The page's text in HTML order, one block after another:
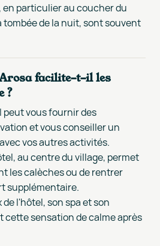
en particulier au coucher du
tombée de la nuit, sont souvent
facilite-t-il les
?
peut vous fournir des
et vous conseiller un
vos autres activités.
au centre du village, permet
les calèches ou de rentrer
supplémentaire.
l'hôtel, son spa et son
sensation de calme après